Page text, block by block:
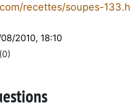
recettes/soupes-133.h
2010, 18:10
(0)